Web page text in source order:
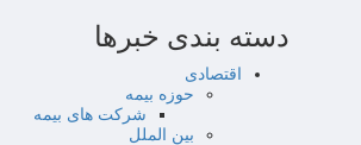
دسته بندی خبرها
اقتصادی
حوزه بیمه
شرکت های بیمه
بین الملل